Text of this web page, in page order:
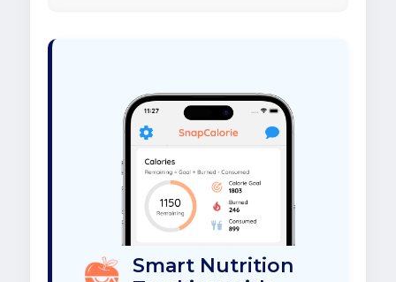
Smart Nutrition